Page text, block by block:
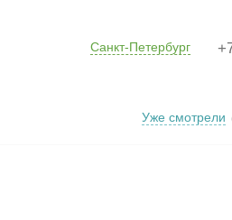
Санкт-Петербург
Уже смотрели